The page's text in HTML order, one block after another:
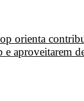
orienta
e aproveitarem